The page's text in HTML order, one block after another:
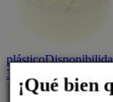
plástico
30
¡Qué bien